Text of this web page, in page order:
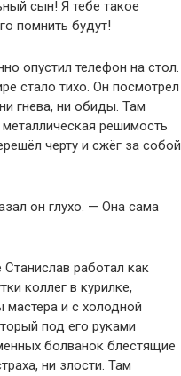
сын! Я тебе такое
помнить будут!
опустил телефон на стол.
стало тихо. Он посмотрел
гнева, ни обиды. Там
решимость
черту и сжёг за собой
он глухо. — Она сама
работал как
коллег в курилке,
мастера и с холодной
под его руками
болванок блестящие
ни злости. Там